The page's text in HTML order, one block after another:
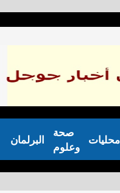
البرلمان
صحة
وعلوم
محليات